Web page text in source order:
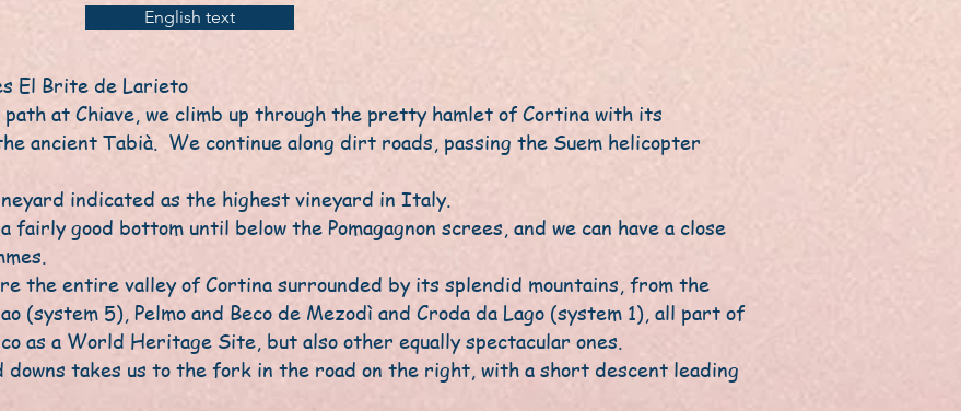
English text
El Brite de Larieto
at Chiave, we climb up through the pretty hamlet of Cortina with its
ancient Tabià. We continue along dirt roads, passing the Suem helicopter
indicated as the highest vineyard in Italy.
fairly good bottom until below the Pomagagnon screes, and we can have a close
the entire valley of Cortina surrounded by its splendid mountains, from the
(system 5), Pelmo and Beco de Mezodì and Croda da Lago (system 1), all part of
as a World Heritage Site, but also other equally spectacular ones.
downs takes us to the fork in the road on the right, with a short descent leading